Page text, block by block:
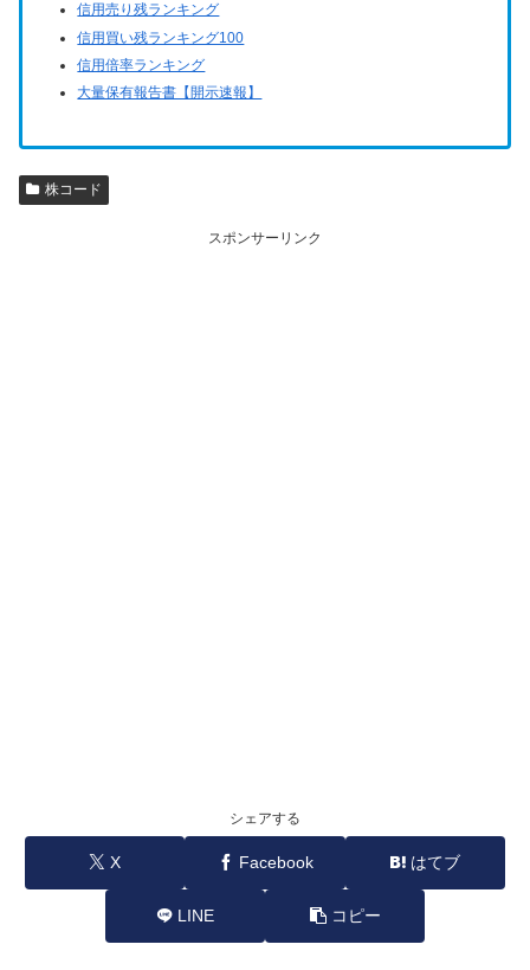
信用売り残ランキング
信用買い残ランキング100
信用倍率ランキング
大量保有報告書【開示速報】
株コード
スポンサーリンク
シェアする
X Facebook はてブ
LINE コピー